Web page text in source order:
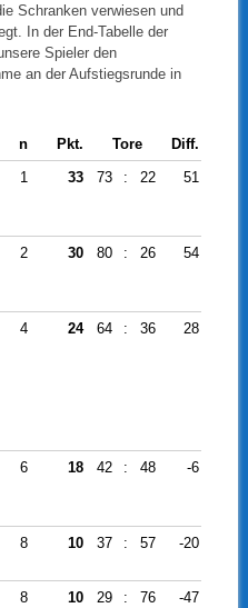
Schranken verwiesen und
In der End-Tabelle der
Spieler den
an der Aufstiegsrunde in
n Pkt. Tore
Diff.
1 33 73 : 22 51
2 30 80 : 26 54
4 24 64 : 36 28
6 18 42 : 48 -6
8 10 37 : 57 -20
8 10 29 : 76 -47